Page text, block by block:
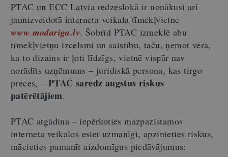
PTAC un ECC Latvia redzeslokā ir nonākusi arī
jaunizveidotā interneta veikala tīmekļvietne
www.modariga.lv. Šobrīd PTAC izmeklē abu
tīmekļvietņu izcelsmi un saistību, taču, ņemot vērā,
ka to dizains ir ļoti līdzīgs, vietnē vispār nav
norādīts uzņēmums – juridiskā persona, kas tirgo
preces, –PTAC saredz augstus riskus
patērētājiem.
PTAC atgādina – iepērkoties mazpazīstamos
interneta veikalos esiet uzmanīgi, apzinieties riskus,
mācieties pamanīt aizdomīgus piedāvājumus: